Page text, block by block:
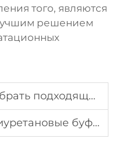
того, являются
решением
ремень для применения при высоких температурах?
защищают промышленное оборудование от ударов?